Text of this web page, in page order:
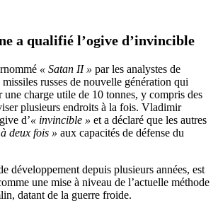
a qualifié l’ogive d’invincible
« Satan II » par les analystes de
russes de nouvelle génération qui
une charge utile de 10 tonnes, y compris des
plusieurs endroits à la fois. Vladimir
d’« invincible » et a déclaré que les autres
deux fois » aux capacités de défense du
développement depuis plusieurs années, est
une mise à niveau de l’actuelle méthode
datant de la guerre froide.